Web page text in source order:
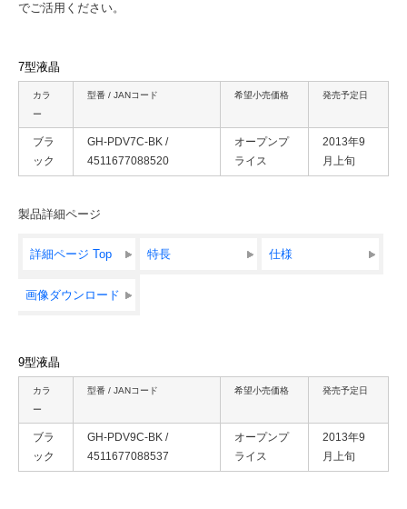
でご活用ください。
7型液晶
カラ
ー
型番 / JANコード 希望小売価格 発売予定日
ブラ
ック
GH-PDV7C-BK /
4511677088520
オープンプ
ライス
2013年9
月上旬
製品詳細ページ
詳細ページ Top 特長 仕様
画像ダウンロード
9型液晶
カラ
ー
型番 / JANコード 希望小売価格 発売予定日
ブラ
ック
GH-PDV9C-BK /
4511677088537
オープンプ
ライス
2013年9
月上旬